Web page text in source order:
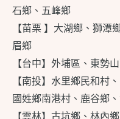
石鄉、五峰鄉
【苗栗 】大湖鄉、獅
眉鄉
【台中】外埔區、東勢
【南投】水里鄉民和村
國姓鄉南港村、鹿谷鄉
【雲林】古坑鄉、林內